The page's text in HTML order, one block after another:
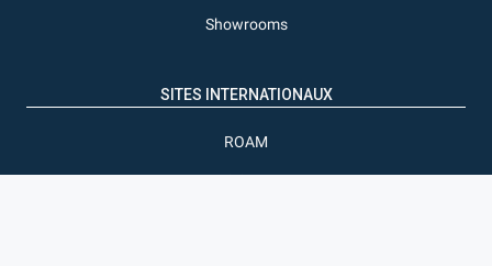
Showrooms
SITES INTERNATIONAUX
ROAM
Pigiame